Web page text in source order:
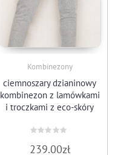
Kombinezony
ciemnoszary dzianinowy
kombinezon z lamówkami
i troczkami z eco-skóry
0
239.00zł